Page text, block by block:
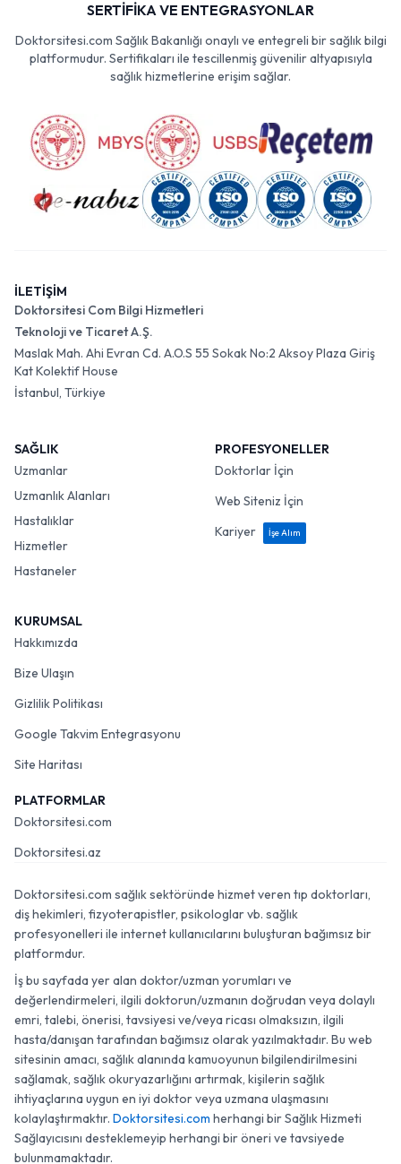
SERTİFİKA VE ENTEGRASYONLAR
Doktorsitesi.com Sağlık Bakanlığı onaylı ve entegreli bir sağlık bilgi
platformudur. Sertifikaları ile tescillenmiş güvenilir altyapısıyla
sağlık hizmetlerine erişim sağlar.
İLETİŞİM
Doktorsitesi Com Bilgi Hizmetleri
Teknoloji ve Ticaret A.Ş.
Maslak Mah. Ahi Evran Cd. A.O.S 55 Sokak No:2 Aksoy Plaza Giriş
Kat Kolektif House
İstanbul, Türkiye
SAĞLIK
Uzmanlar
Uzmanlık Alanları
Hastalıklar
Hizmetler
Hastaneler
PROFESYONELLER
Doktorlar İçin
Web Siteniz İçin
Kariyer
İşe Alım
KURUMSAL
Hakkımızda
Bize Ulaşın
Gizlilik Politikası
Google Takvim Entegrasyonu
Site Haritası
PLATFORMLAR
Doktorsitesi.com
Doktorsitesi.az
Doktorsitesi.com sağlık sektöründe hizmet veren tıp doktorları,
diş hekimleri, fizyoterapistler, psikologlar vb. sağlık
profesyonelleri ile internet kullanıcılarını buluşturan bağımsız bir
platformdur.
İş bu sayfada yer alan doktor/uzman yorumları ve
değerlendirmeleri, ilgili doktorun/uzmanın doğrudan veya dolaylı
emri, talebi, önerisi, tavsiyesi ve/veya ricası olmaksızın, ilgili
hasta/danışan tarafından bağımsız olarak yazılmaktadır. Bu web
sitesinin amacı, sağlık alanında kamuoyunun bilgilendirilmesini
sağlamak, sağlık okuryazarlığını artırmak, kişilerin sağlık
ihtiyaçlarına uygun en iyi doktor veya uzmana ulaşmasını
kolaylaştırmaktır. Doktorsitesi.com herhangi bir Sağlık Hizmeti
Sağlayıcısını desteklemeyip herhangi bir öneri ve tavsiyede
bulunmamaktadır.